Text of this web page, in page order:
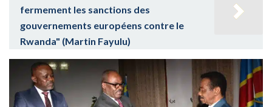
fermement les sanctions des
gouvernements européens contre le
Rwanda" (Martin Fayulu)